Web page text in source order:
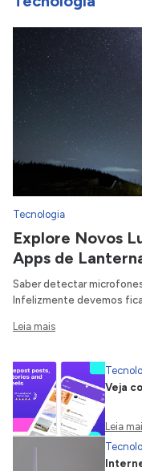
Tecnologia
Explore Novos
Apps de
Saber detectar
Infelizmente devemos
Leia mais
Veja
Leia